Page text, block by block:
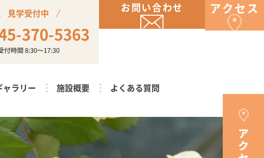
見学受付中
370-5363
付時間 8:30〜17:30
お問い合わせ アクセス
ャラリー 施設概要 よくある質問